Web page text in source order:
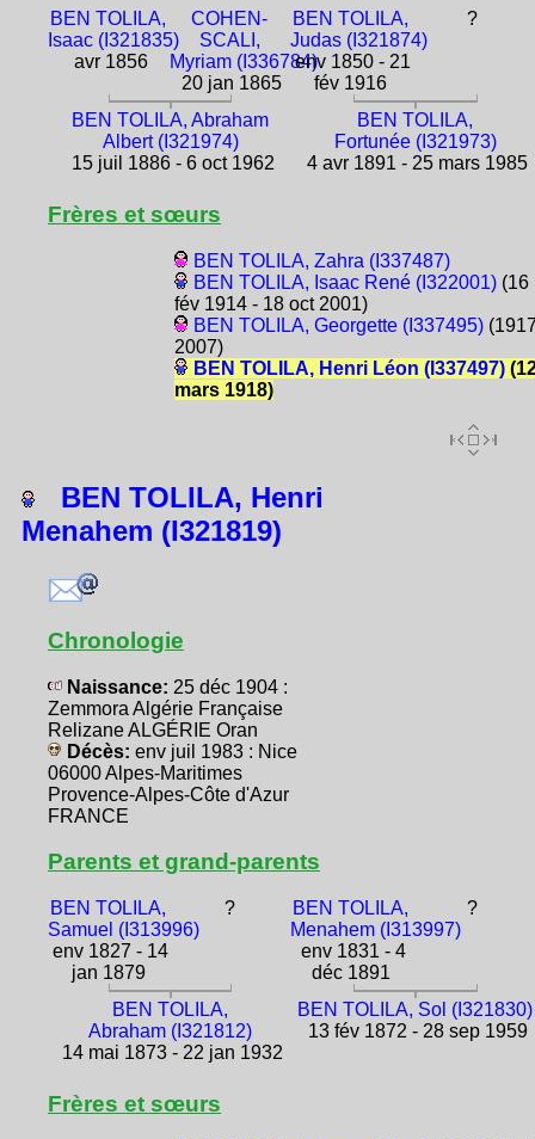
BEN TOLILA,
Isaac (I321835)
avr 1856
COHEN-
SCALI,
Myriam (I336784)
20 jan 1865
BEN TOLILA,
Judas (I321874)
env 1850 - 21
fév 1916
?
BEN TOLILA, Abraham
Albert (I321974)
15 juil 1886 - 6 oct 1962
BEN TOLILA,
Fortunée (I321973)
4 avr 1891 - 25 mars 1985
Frères et sœurs
BEN TOLILA, Zahra (I337487)
BEN TOLILA, Isaac René (I322001)(16
fév 1914 - 18 oct 2001)
BEN TOLILA, Georgette (I337495)
2007)
BEN TOLILA, Henri Léon (I337497)
mars 1918)
BEN TOLILA, Henri
Menahem (I321819)
Chronologie
Naissance: 25 déc 1904 :
Zemmora Algérie Française
Relizane ALGÉRIE Oran
Décès: env juil 1983 : Nice
06000 Alpes-Maritimes
Provence-Alpes-Côte d'Azur
FRANCE
Parents et grand-parents
BEN TOLILA,
Samuel (I313996)
env 1827 - 14
jan 1879
?
BEN TOLILA,
Menahem (I313997)
env 1831 - 4
déc 1891
?
BEN TOLILA,
Abraham (I321812)
14 mai 1873 - 22 jan 1932
BEN TOLILA, Sol (I321830)
13 fév 1872 - 28 sep 1959
Frères et sœurs